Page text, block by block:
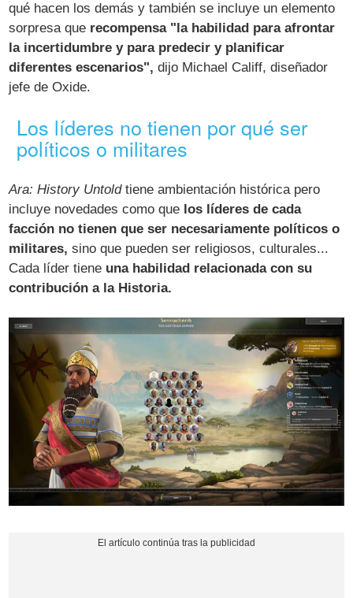
qué hacen los demás y también se incluye un elemento
sorpresa que recompensa "la habilidad para afrontar
la incertidumbre y para predecir y planificar
diferentes escenarios", dijo Michael Califf, diseñador
jefe de Oxide.
Los líderes no tienen por qué ser
políticos o militares
Ara: History Untoldtiene ambientación histórica pero
incluye novedades como que los líderes de cada
facción no tienen que ser necesariamente políticos o
militares, sino que pueden ser religiosos, culturales...
Cada líder tiene una habilidad relacionada con su
contribución a la Historia.